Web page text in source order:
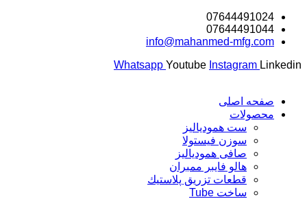
پرش
محتوا
07644491024
07644491044
info@mahanmed-mfg.com
Whatsapp Youtube Instagram Linkedin
صفحه اصلی
محصولات
ست همودیالیز
سوزن فیستولا
صافی همودیالیز
هالو فایبر ممبران
قطعات تزريق پلاستيك
ساخت Tube